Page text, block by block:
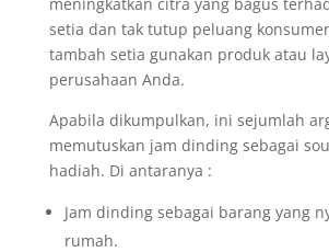
setia dan tak tutup peluang
tambah setia gunakan produk atau
perusahaan Anda.
Apabila dikumpulkan, ini sejumlah
memutuskan jam dinding sebagai
hadiah. Di antaranya :
Jam dinding sebagai barang yang
rumah.